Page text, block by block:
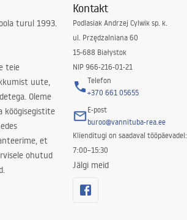
turul 1993.
teie
uute,
Oleme
köögisegistite
et
ohutud
Kontakt
Podlasiak Andrzej Cylwik sp. k.
ul. Przędzalniana 60
15-688 Białystok
NIP 966-216-01-21
Telefon
+370 661 05655
E-post
buroo@vannituba-rea.ee
Klienditugi on saadaval tööpäevadel:
7:00–15:30
Jälgi meid